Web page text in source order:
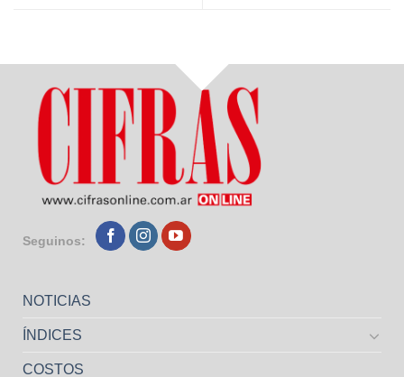
Seguinos:
NOTICIAS
ÍNDICES
COSTOS